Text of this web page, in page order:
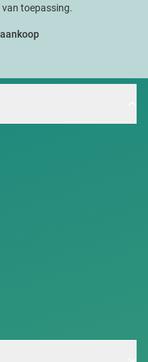
van toepassing.